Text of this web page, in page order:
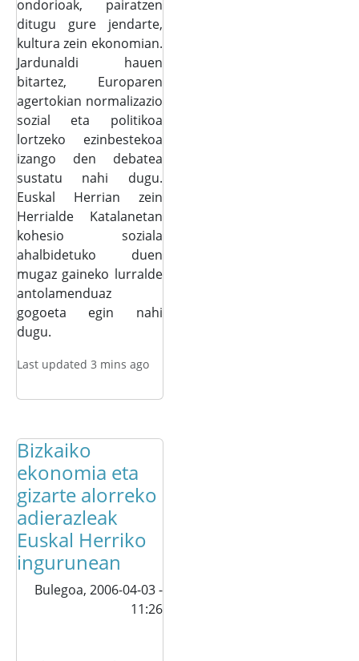
ondorioak, pairatzen
ditugu gure jendarte,
kultura zein ekonomian.
Jardunaldi hauen
bitartez, Europaren
agertokian normalizazio
sozial eta politikoa
lortzeko ezinbestekoa
izango den debatea
sustatu nahi dugu.
Euskal Herrian zein
Herrialde Katalanetan
kohesio soziala
ahalbidetuko duen
mugaz gaineko lurralde
antolamenduaz
gogoeta egin nahi
dugu.
Last updated 3 mins ago
Bizkaiko
ekonomia eta
gizarte alorreko
adierazleak
Euskal Herriko
ingurunean
Bulegoa, 2006-04-03 -
11:26